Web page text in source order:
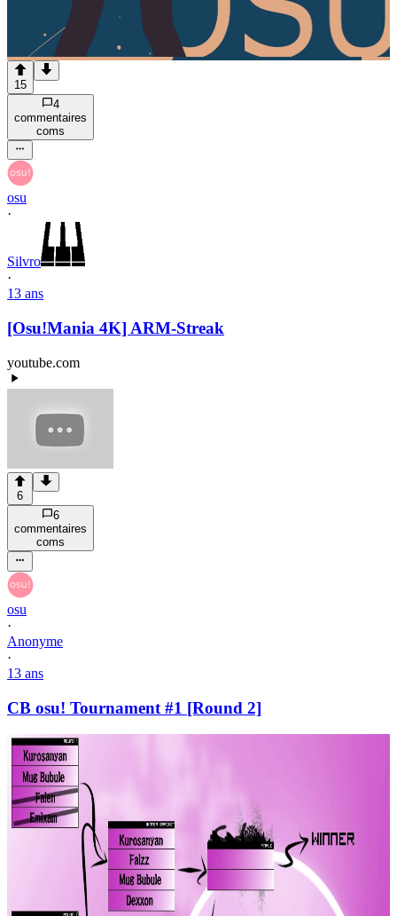
15
4
commentaires
coms
osu
·
Silvro
·
13 ans
[Osu!Mania 4K] ARM-Streak
youtube.com
6
6
commentaires
coms
osu
·
Anonyme
·
13 ans
CB osu! Tournament #1 [Round 2]